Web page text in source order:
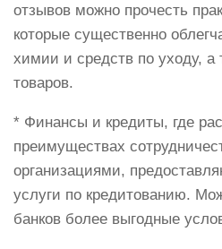
отзывов можно прочесть
которые существенно
химии и средств по уходу, а
товаров.
* Финансы и кредиты, где
преимуществах
организациями,
услуги по кредитованию.
банков более выгодные